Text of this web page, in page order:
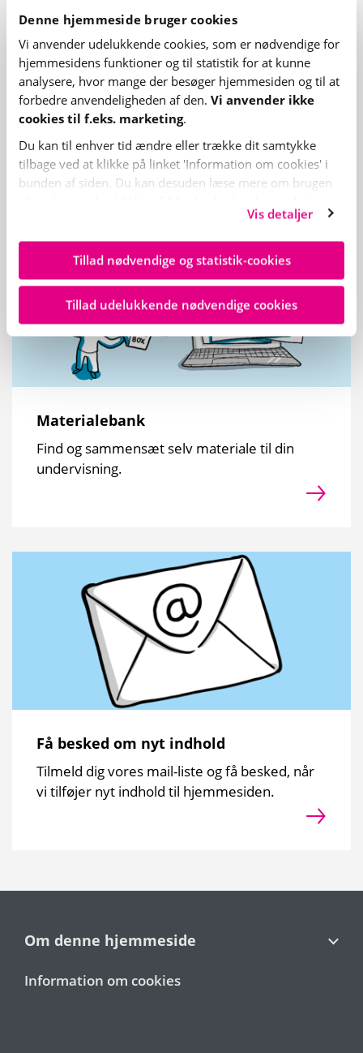
Denne hjemmeside bruger cookies
Vi anvender udelukkende cookies, som er nødvendige for
hjemme­sidens funktioner og til statistik for at kunne
analysere, hvor mange der besøger hjemme­siden og til at
forbedre anvende­lig­heden af den. Vi anvender ikke
cookies til f.eks. marketing.
Du kan til enhver tid ændre eller trække dit samtykke
tilbage ved at klikke på linket 'Information om cookies' i
bunden af siden. Du kan desuden læse mere om brugen
Vis detaljer
Tillad nødvendige og statistik-cookies
Tillad udelukkende nødvendige cookies
Emner
Her finder du eksempler på gode
undervisnings­forløb af en halv time og to
timers varighed.
Materialebank
Find og sammensæt selv materiale til din
undervisning.
Få besked om nyt indhold
Tilmeld dig vores mail-liste og få besked, når
vi tilføjer nyt indhold til hjemmesiden.
Om denne hjemmeside
Information om cookies